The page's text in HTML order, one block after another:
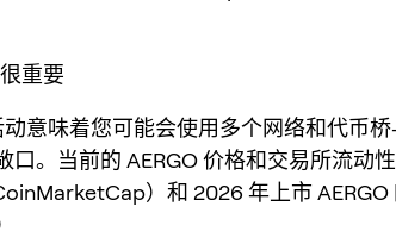
重要
动意味着您可能会使用多个网络和代币
口。当前的 AERGO 价格和交易所流动
）和 2026 年上市 AERGO